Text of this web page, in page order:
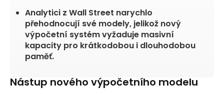
Analytici z Wall Street narychlo
přehodnocují své modely, jelikož nový
výpočetní systém vyžaduje masivní
kapacity pro krátkodobou i dlouhodobou
paměť.
Nástup nového výpočetního modelu